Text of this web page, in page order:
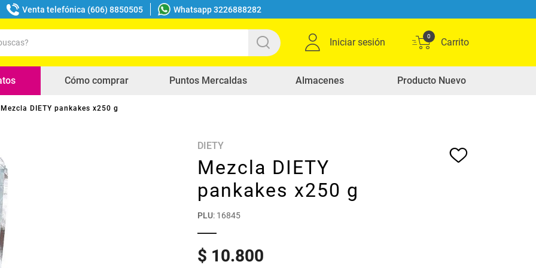
Venta telefónica (606) 8850505 Whatsapp 3226888282
Iniciar sesión
0
Cómo comprar Puntos Mercaldas Almacenes Producto Nuevo
Mezcla DIETY pankakes x250 g
DIETY
Mezcla DIETY
pankakes x250 g
PLU: 16845
$ 10.800
buscados